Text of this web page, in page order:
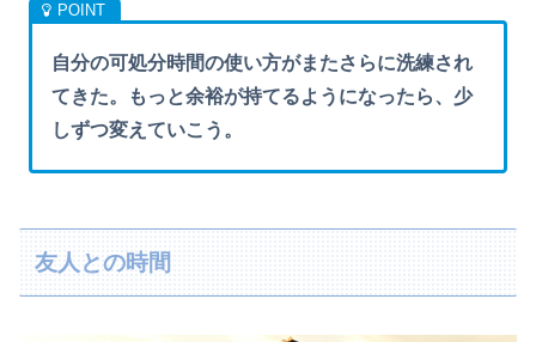
自分の可処分時間の使い方がまたさらに洗練され
てきた。もっと余裕が持てるようになったら、少
しずつ変えていこう。
友人との時間